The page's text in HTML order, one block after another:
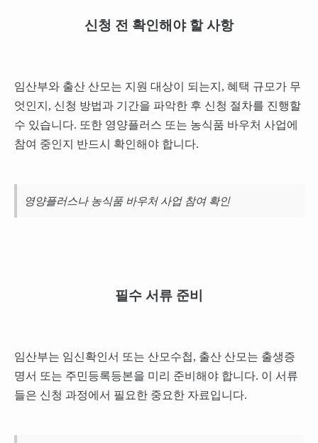
신청 전 확인해야 할 사항
임산부와 출산 산모는 지원 대상이 되는지, 혜택 규모가 무
엇인지, 신청 방법과 기간을 파악한 후 신청 절차를 진행할
수 있습니다. 또한 영양플러스 또는 농식품 바우처 사업에
참여 중인지 반드시 확인해야 합니다.
영양플러스나 농식품 바우처 사업 참여 확인
필수 서류 준비
임산부는 임신확인서 또는 산모수첩, 출산 산모는 출생증
명서 또는 주민등록등본을 미리 준비해야 합니다. 이 서류
들은 신청 과정에서 필요한 중요한 자료입니다.